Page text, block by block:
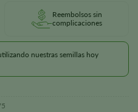
Reembolsos sin
complicaciones
nuestras semillas hoy